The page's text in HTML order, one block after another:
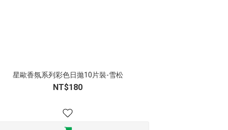
星歐香氛系列彩色日拋10片裝-雪松
NT$180